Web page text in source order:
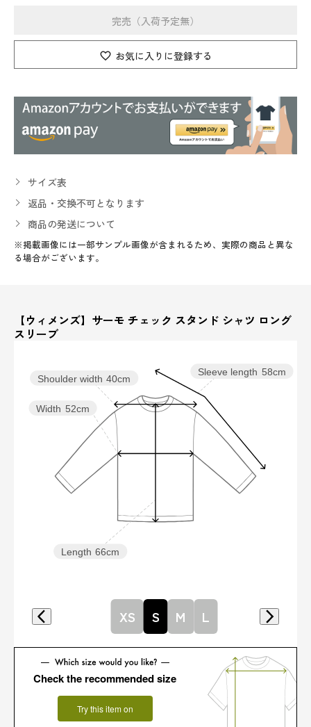
完売（入荷予定無）
お気に入りに登録する
サイズ表
返品・交換不可となります
商品の発送について
※掲載画像には一部サンプル画像が含まれるため、実際の商品と異な
る場合がございます。
【ウィメンズ】サーモ チェック スタンド シャツ ロング
スリーブ
Sleeve length 58cm
Length 66cm
Width 52cm
Shoulder width 40cm
XS S M L
Check the recommended size
Try this item on